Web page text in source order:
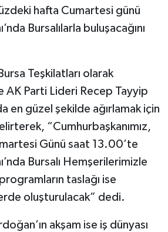
hafta Cumartesi günü
Bursalılarla buluşacağını
Teşkilatları olarak
AK Parti Lideri Recep Tayyip
en güzel şekilde ağırlamak için
“Cumhurbaşkanımız,
Günü saat 13.00’te
Bursalı Hemşerilerimizle
taslağı ise
oluşturulacak” dedi.
akşam ise iş dünyası